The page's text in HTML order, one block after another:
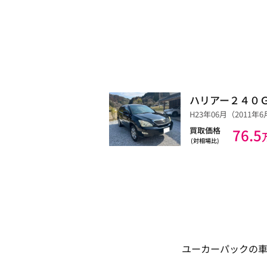
ハリアー２４
H23年06月（2011年
買取価格
(対相場比) 76.5
ユーカーパックの